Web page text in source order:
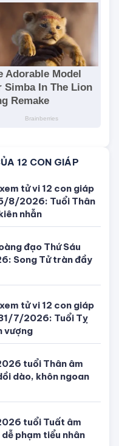
12 CON GIÁP
tử vi 12 con giáp
8/2026: Tuổi Thân
nhẫn
đạo Thứ Sáu
Song Tử tràn đầy
tử vi 12 con giáp
7/2026: Tuổi Tỵ
tuổi Thân âm
dào, khôn ngoan